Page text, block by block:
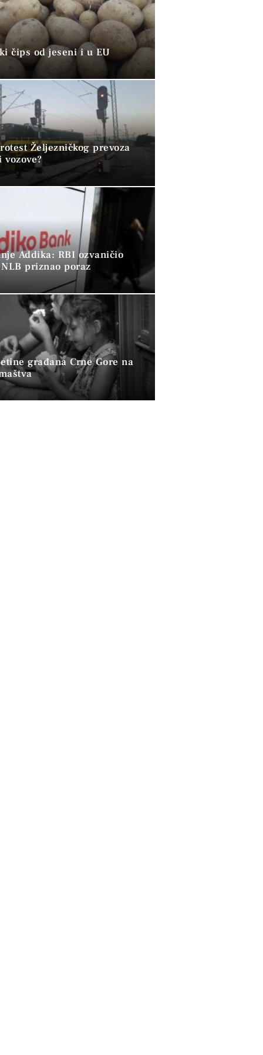
čips od jeseni i u EU
Željezničkog prevoza
vozove?
Addika: RBI ozvaničio
priznao poraz
građana Crne Gore na